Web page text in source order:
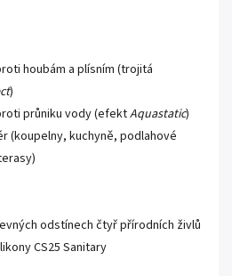
houbám a plísním (trojitá
)
průniku vody (efektAquastatic)
(koupelny, kuchyně, podlahové
odstínech čtyř přírodních živlů
CS25 Sanitary